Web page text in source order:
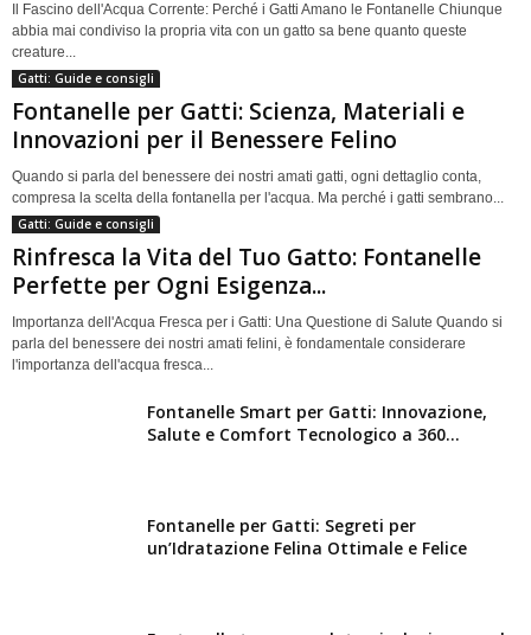
Il Fascino dell'Acqua Corrente: Perché i Gatti Amano le Fontanelle Chiunque
abbia mai condiviso la propria vita con un gatto sa bene quanto queste
creature...
Gatti: Guide e consigli
Fontanelle per Gatti: Scienza, Materiali e
Innovazioni per il Benessere Felino
Quando si parla del benessere dei nostri amati gatti, ogni dettaglio conta,
compresa la scelta della fontanella per l'acqua. Ma perché i gatti sembrano...
Gatti: Guide e consigli
Rinfresca la Vita del Tuo Gatto: Fontanelle
Perfette per Ogni Esigenza...
Importanza dell'Acqua Fresca per i Gatti: Una Questione di Salute Quando si
parla del benessere dei nostri amati felini, è fondamentale considerare
l'importanza dell'acqua fresca...
Fontanelle Smart per Gatti: Innovazione,
Salute e Comfort Tecnologico a 360...
Fontanelle per Gatti: Segreti per
un’Idratazione Felina Ottimale e Felice